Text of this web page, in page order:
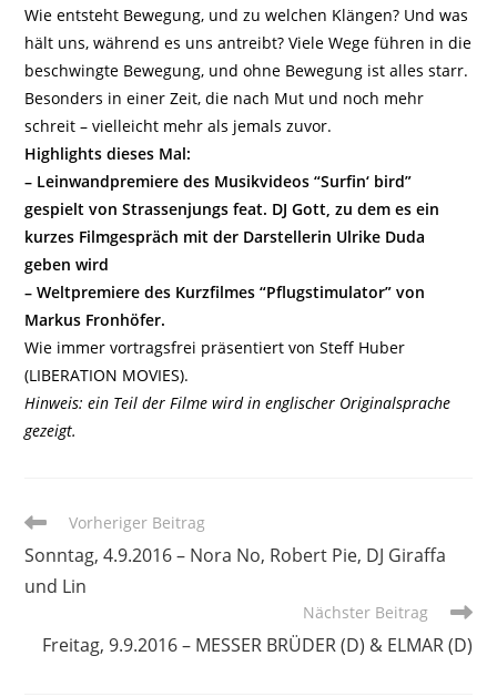
Wie entsteht Bewegung, und zu welchen Klängen? Und was
hält uns, während es uns antreibt? Viele Wege führen in die
beschwingte Bewegung, und ohne Bewegung ist alles starr.
Besonders in einer Zeit, die nach Mut und noch mehr
schreit – vielleicht mehr als jemals zuvor.
Highlights dieses Mal:
– Leinwandpremiere des Musikvideos “Surfin‘ bird”
gespielt von Strassenjungs feat. DJ Gott, zu dem es ein
kurzes Filmgespräch mit der Darstellerin Ulrike Duda
geben wird
– Weltpremiere des Kurzfilmes “Pflugstimulator” von
Markus Fronhöfer.
Wie immer vortragsfrei präsentiert von Steff Huber
(LIBERATION MOVIES).
Hinweis: ein Teil der Filme wird in englischer Originalsprache
gezeigt.
Weitere
ansehen
Vorheriger Beitrag
Sonntag, 4.9.2016 – Nora No, Robert Pie, DJ Giraffa
und Lin
Nächster Beitrag
Freitag, 9.9.2016 – MESSER BRÜDER (D) & ELMAR (D)